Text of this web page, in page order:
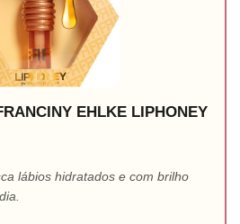
EHLKE LIPHONEY
lábios hidratados e com brilho